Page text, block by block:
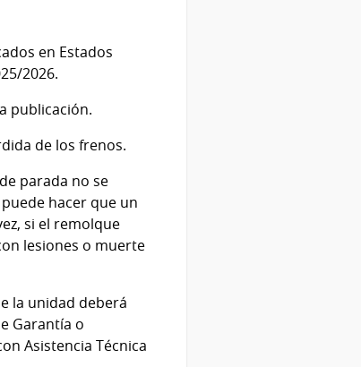
en Estados
2026.
publicación.
de los frenos.
parada no se
hacer que un
si el remolque
lesiones o muerte
la unidad deberá
Garantía o
Asistencia Técnica